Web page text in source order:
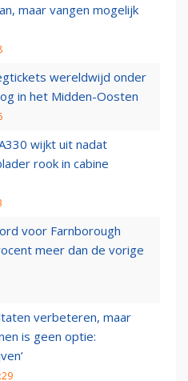
maar vangen mogelijk
wereldwijd onder
in het Midden-Oosten
wijkt uit nadat
rook in cabine
voor Farnborough
meer dan de vorige
verbeteren, maar
is geen optie: